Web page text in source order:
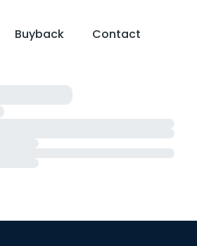
Buyback Contact